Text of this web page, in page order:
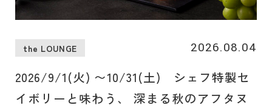
the LOUNGE 2026.08.04
2026/9/1(火) 〜10/31(土) シェフ特製セ
イボリーと味わう、 深まる秋のアフタヌ